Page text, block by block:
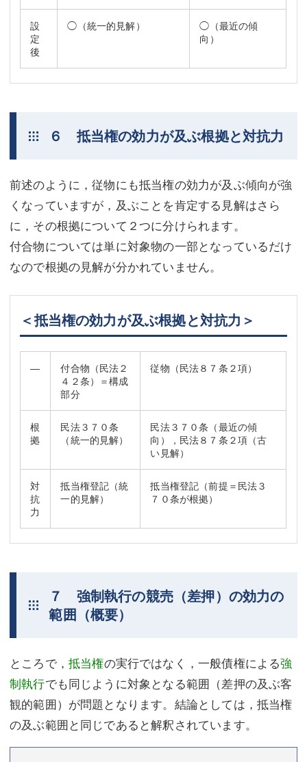
設
定
後
◯（統一的見解）
◯（最近の傾
向）
６ 抵当権の効力が及ぶ根拠と対抗力
前述のように，従物にも抵当権の効力が及ぶ傾向が強
くなっていますが，及ぶことを肯定する見解はさら
に，その根拠について２つに分けられます。
付合物については単に対象物の一部となっているだけ
なので根拠の見解が分かれていません。
＜抵当権の効力が及ぶ根拠と対抗力＞
―
付合物（民法２
４２条）＝構成
部分
従物（民法８７条２項）
根
拠
民法３７０条
（統一的見解）
民法３７０条（最近の傾
向），民法８７条２項（古
い見解）
対
抗
力
抵当権登記（統
一的見解）
抵当権登記（前提＝民法３
７０条が根拠）
７ 強制執行の競売（差押）の効力の
範囲（概要）
ところで， 抵当権の実行ではなく，一般債権による強
制執行でも同じように対象となる範囲（差押の及ぶ客
観的範囲）が問題となります。結論としては，抵当権
の及ぶ範囲と同じであると解釈されています。